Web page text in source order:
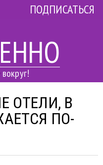
ПОДПИСАТЬСЯ
ОТЕЛИ, В
ПО-